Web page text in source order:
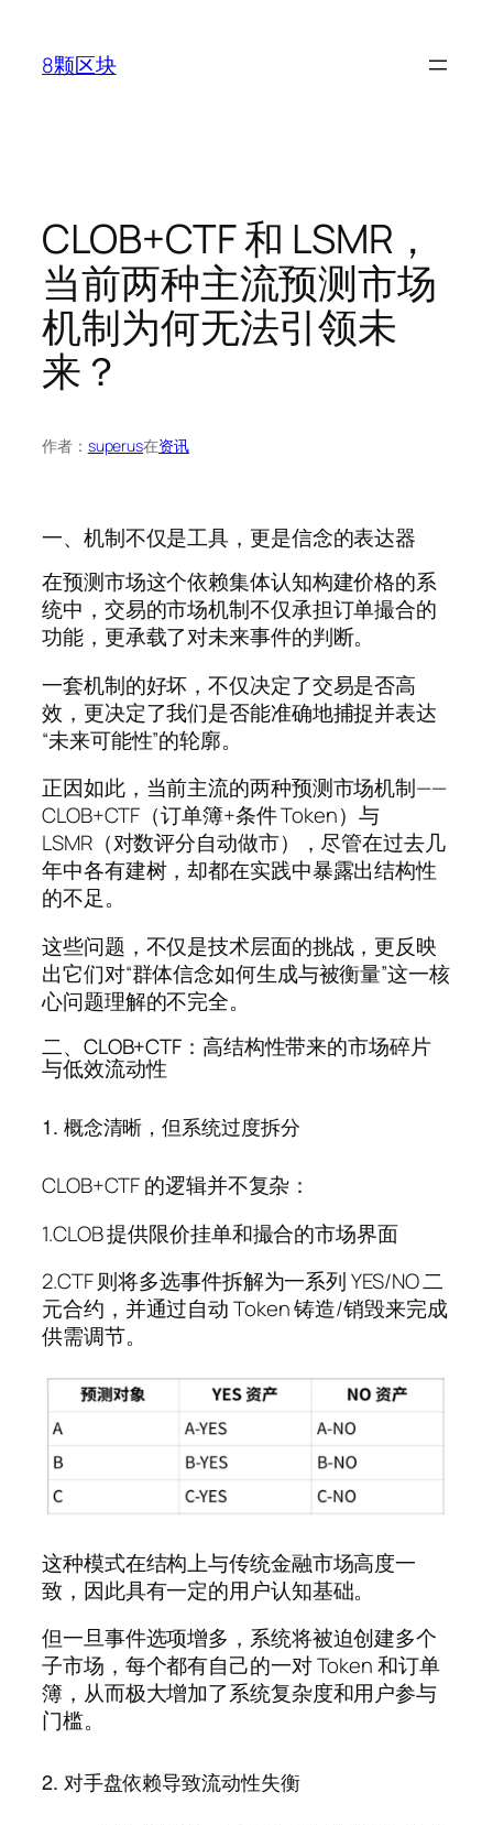
8颗区块
CLOB+CTF 和 LSMR，
当前两种主流预测市场
机制为何无法引领未
来？
作者： superus在资讯
一、机制不仅是工具，更是信念的表达器
在预测市场这个依赖集体认知构建价格的系
统中，交易的市场机制不仅承担订单撮合的
功能，更承载了对未来事件的判断。
一套机制的好坏，不仅决定了交易是否高
效，更决定了我们是否能准确地捕捉并表达
“未来可能性”的轮廓。
正因如此，当前主流的两种预测市场机制——
CLOB+CTF（订单簿+条件 Token）与
LSMR（对数评分自动做市），尽管在过去几
年中各有建树，却都在实践中暴露出结构性
的不足。
这些问题，不仅是技术层面的挑战，更反映
出它们对“群体信念如何生成与被衡量”这一核
心问题理解的不完全。
二、CLOB+CTF：高结构性带来的市场碎片
与低效流动性
1. 概念清晰，但系统过度拆分
CLOB+CTF 的逻辑并不复杂：
1.CLOB 提供限价挂单和撮合的市场界面
2.CTF 则将多选事件拆解为一系列 YES/NO 二
元合约，并通过自动 Token 铸造/销毁来完成
供需调节。
这种模式在结构上与传统金融市场高度一
致，因此具有一定的用户认知基础。
但一旦事件选项增多，系统将被迫创建多个
子市场，每个都有自己的一对 Token 和订单
簿，从而极大增加了系统复杂度和用户参与
门槛。
2. 对手盘依赖导致流动性失衡